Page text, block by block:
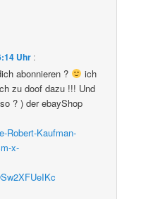
Uhr :
abonnieren ?
ich
zu doof dazu !!! Und
? ) der ebayShop
Robert-Kaufman-
x-